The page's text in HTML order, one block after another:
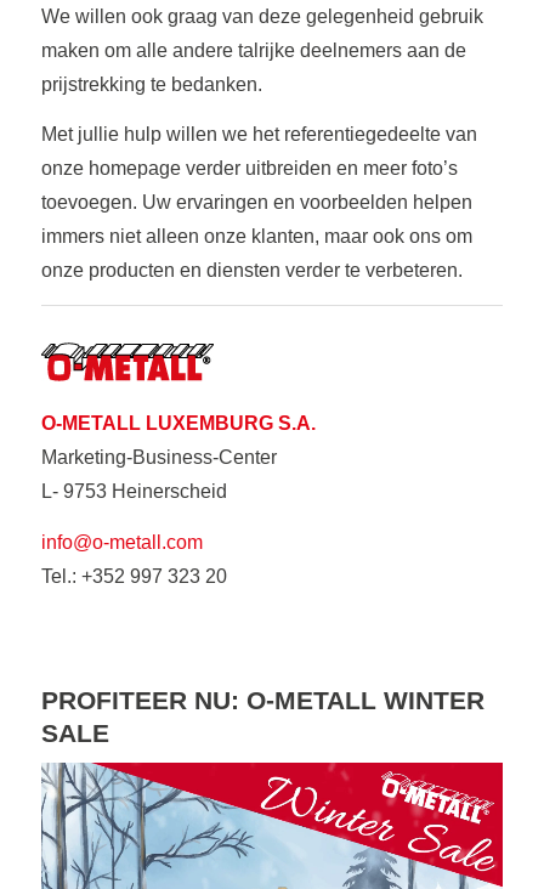
We willen ook graag van deze gelegenheid gebruik
maken om alle andere talrijke deelnemers aan de
prijstrekking te bedanken.
Met jullie hulp willen we het referentiegedeelte van
onze homepage verder uitbreiden en meer foto’s
toevoegen. Uw ervaringen en voorbeelden helpen
immers niet alleen onze klanten, maar ook ons om
onze producten en diensten verder te verbeteren.
O-METALL LUXEMBURG S.A.
Marketing-Business-Center
L- 9753 Heinerscheid
info@o-metall.com
Tel.: +352 997 323 20
PROFITEER NU: O-METALL WINTER
SALE